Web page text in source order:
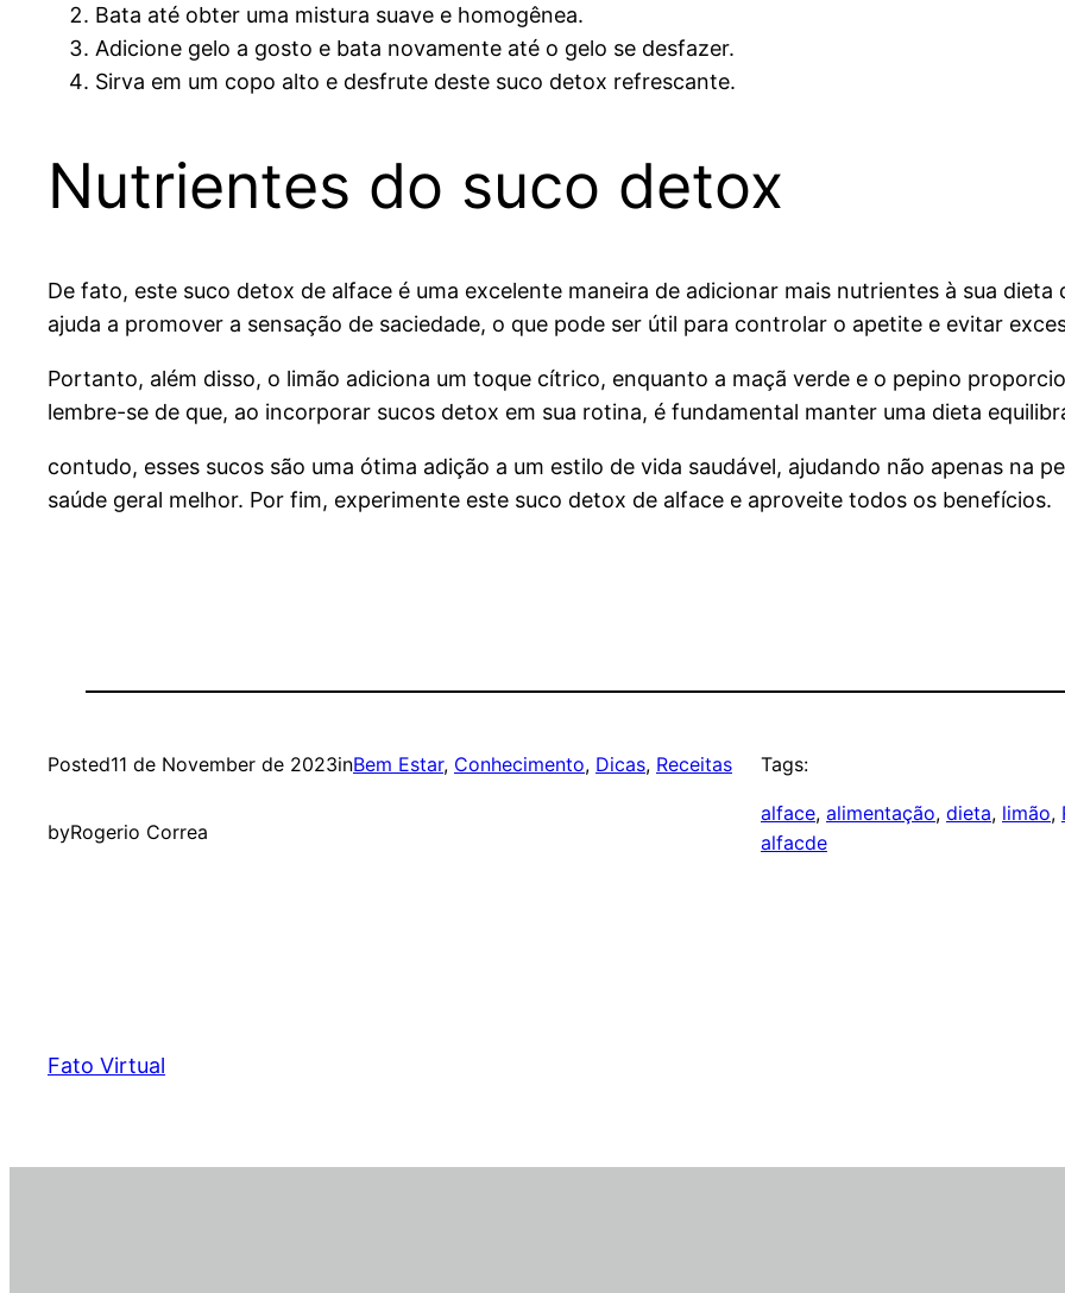
Bata até obter uma mistura suave e homogênea.
Adicione gelo a gosto e bata novamente até o gelo se desfazer.
Sirva em um copo alto e desfrute deste suco detox refrescante.
Nutrientes do suco detox
De fato, este suco detox de alface é uma excelente maneira de adicionar mais nutrientes à sua
ajuda a promover a sensação de saciedade, o que pode ser útil para controlar o apetite e evitar
Portanto, além disso, o limão adiciona um toque cítrico, enquanto a maçã verde e o pepino
lembre-se de que, ao incorporar sucos detox em sua rotina, é fundamental manter uma dieta
contudo, esses sucos são uma ótima adição a um estilo de vida saudável, ajudando não apenas na
saúde geral melhor. Por fim, experimente este suco detox de alface e aproveite todos os benefícios.
Posted11 de November de 2023inBem Estar, Conhecimento, Dicas, Receitas
byRogerio Correa
Tags:
alface, alimentação, dieta, limão,
alfacde
Fato Virtual